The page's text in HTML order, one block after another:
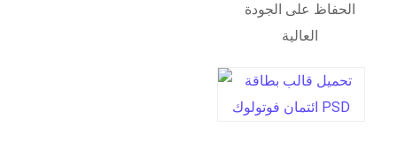
الحفاظ على الجودة
العالية